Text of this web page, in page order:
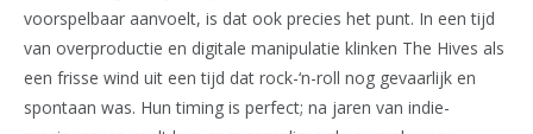
voorspelbaar aanvoelt, is dat ook precies het punt. In een tijd
van overproductie en digitale manipulatie klinken The Hives als
een frisse wind uit een tijd dat rock-‘n-roll nog gevaarlijk en
spontaan was. Hun timing is perfect; na jaren van indie-